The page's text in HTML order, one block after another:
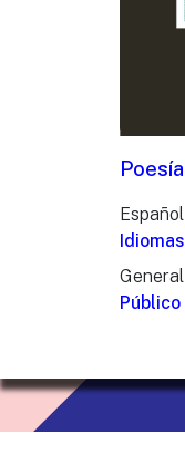
Poesía
Español
Idiomas
General
Público